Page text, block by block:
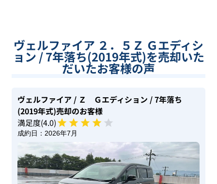
ヴェルファイア ２．５Ｚ Ｇエディシ
ョン / 7年落ち(2019年式)を売却いた
だいたお客様の声
ヴェルファイア / Ｚ Ｇエディション / 7年落ち
(2019年式)売却のお客様
満足度(4.0)
成約日： 2026年7月